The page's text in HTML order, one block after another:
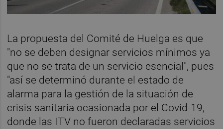
La propuesta del Comité de Huelga es que
"no se deben designar servicios mínimos ya
que no se trata de un servicio esencial", pues
"así se determinó durante el estado de
alarma para la gestión de la situación de
crisis sanitaria ocasionada por el Covid-19,
donde las ITV no fueron declaradas servicios